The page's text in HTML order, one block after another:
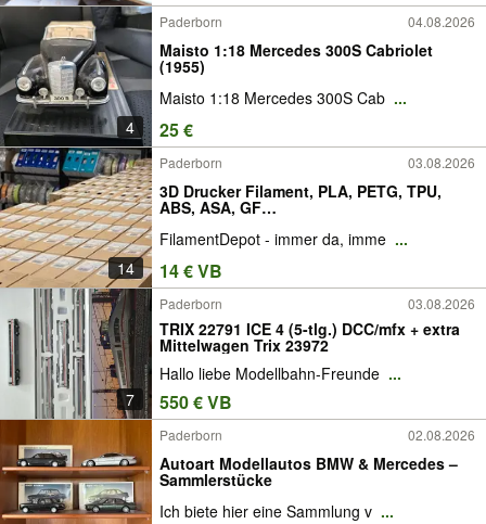
4
Paderborn 04.08.2026
Maisto 1:18 Mercedes 300S Cabriolet
(1955)
​Maisto 1:18 Mercedes 300S Cab ...
25 €
14
Paderborn 03.08.2026
3D Drucker Filament, PLA, PETG, TPU,
ABS, ASA, GF…
FilamentDepot - immer da, imme ...
14 € VB
7
Paderborn 03.08.2026
TRIX 22791 ICE 4 (5-tlg.) DCC/mfx + extra
Mittelwagen Trix 23972
Hallo liebe Modellbahn-Freunde ...
550 € VB
Paderborn 02.08.2026
Autoart Modellautos BMW & Mercedes –
Sammlerstücke
Ich biete hier eine Sammlung v ...